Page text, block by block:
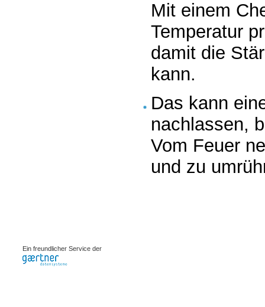
Mit einem
Temperatur
damit die
kann.
Das kann
nachlassen,
Vom Feuer
und zu
Ein freundlicher Service der